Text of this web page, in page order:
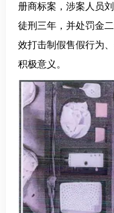
册商标案，涉案人员
徒刑三年，并处罚金
效打击制假售假行为
积极意义。